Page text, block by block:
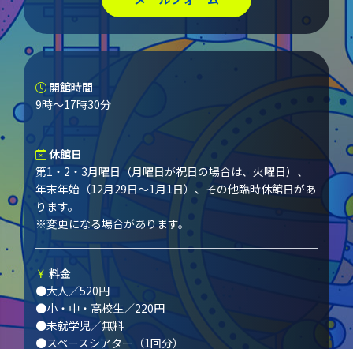
開館時間
9時～17時30分
休館日
第1・2・3月曜日（月曜日が祝日の場合は、火曜日）、
年末年始（12月29日～1月1日）、その他臨時休館日があ
ります。
※変更になる場合があります。
料金
●大人／520円
●小・中・高校生／220円
●未就学児／無料
●スペースシアター（1回分）